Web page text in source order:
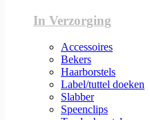
In Verzorging
Accessoires
Bekers
Haarborstels
Label/tuttel doeken
Slabber
Speenclips